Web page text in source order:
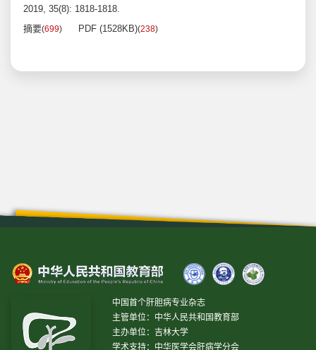
2019, 35(8): 1818-1818.
摘要(699) PDF (1528KB)(238)
中国首个肝胆病专业杂志
主管单位：中华人民共和国教育部
主办单位：吉林大学
学术支持：中华医学会肝病学分会